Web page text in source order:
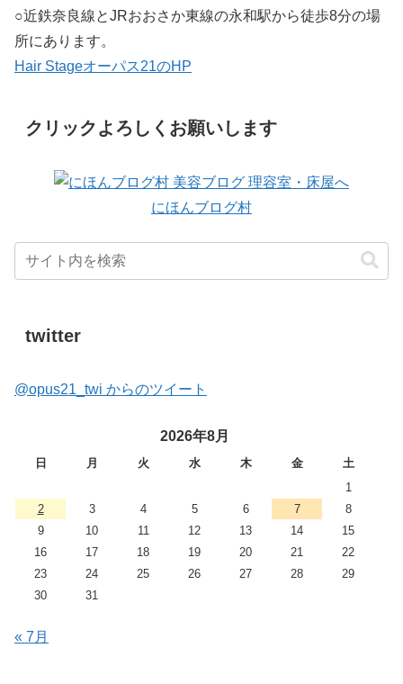
○近鉄奈良線とJRおおさか東線の永和駅から徒歩8分の場
所にあります。
Hair Stageオーパス21のHP
クリックよろしくお願いします
にほんブログ村
twitter
@opus21_twi からのツイート
2026年8月
日 月 火 水 木 金
土
1
2
3 4 5 6 7
8
9
10 11 12 13 14
15
16
17 18 19 20 21
22
23
24 25 26 27 28
29
30
31
« 7月